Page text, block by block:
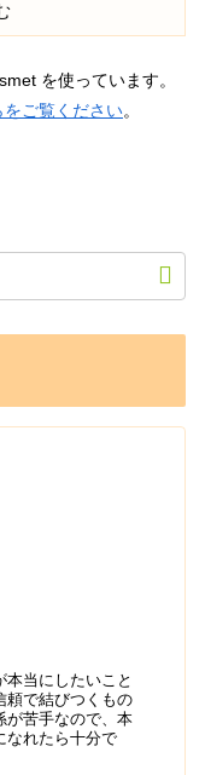
を使っています。
ご覧ください。
当にしたいこと
頼で結びつくもの
が苦手なので、本
なれたら十分で